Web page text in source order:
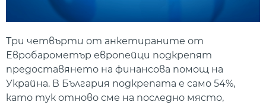
Три четвърти от анкетираните от
Евробарометър европейци подкрепят
предоставянето на финансова помощ на
Украйна. В България подкрепата е само 54%,
като тук отново сме на последно място,